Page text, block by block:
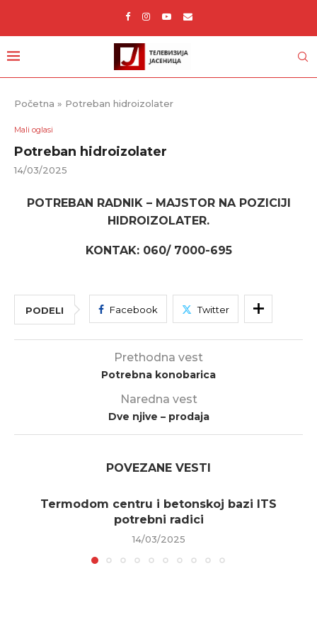
Početna » Potreban hidroizolater
Mali oglasi
Potreban hidroizolater
14/03/2025
POTREBAN RADNIK – MAJSTOR NA POZICIJI
HIDROIZOLATER.
KONTAK: 060/ 7000-695
PODELI Facebook Twitter
Prethodna vest
Potrebna konobarica
Naredna vest
Dve njive – prodaja
POVEZANE VESTI
Termodom centru i betonskoj bazi ITS
potrebni radici
14/03/2025